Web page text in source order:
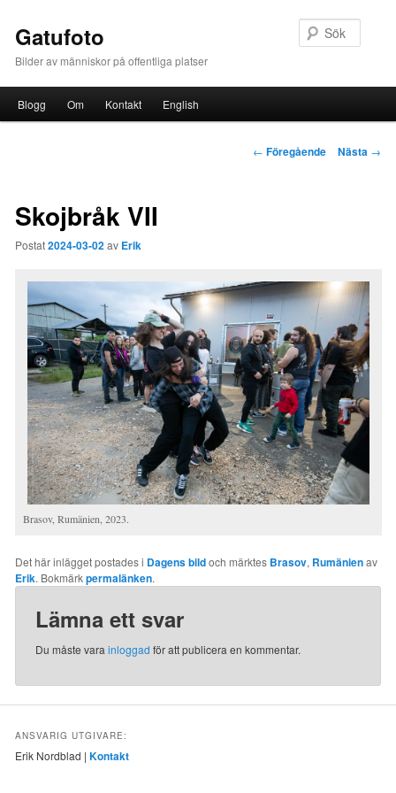
Gatufoto
Bilder av människor på offentliga platser
Hoppa till huvudinnehåll
Blogg Om Kontakt English
Inläggsnavigering
← Föregående Nästa →
Skojbråk VII
Postat2024-03-02 av Erik
Brasov, Rumänien, 2023.
Det här inlägget postades i Dagens bildoch märktes Brasov, Rumänienav
Erik. Bokmärkpermalänken.
Lämna ett svar
Du måste vara inloggad för att publicera en kommentar.
ANSVARIG UTGIVARE:
Erik Nordblad |Kontakt